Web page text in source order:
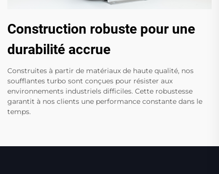
Construction robuste pour une
durabilité accrue
Construites à partir de matériaux de haute qualité, nos
soufflantes turbo sont conçues pour résister aux
environnements industriels difficiles. Cette robustesse
garantit à nos clients une performance constante dans le
temps.